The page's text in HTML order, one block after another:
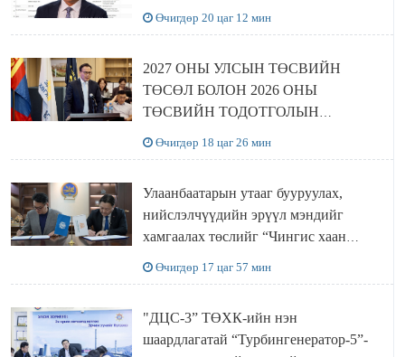
Өчигдөр 20 цаг 12 мин
2027 ОНЫ УЛСЫН ТӨСВИЙН
ТӨСӨЛ БОЛОН 2026 ОНЫ
ТӨСВИЙН ТОДОТГОЛЫН
Өчигдөр 18 цаг 26 мин
Улаанбаатарын утааг бууруулах,
нийслэлчүүдийн эрүүл мэндийг
хамгаалах төслийг “Чингис хаан
Өчигдөр 17 цаг 57 мин
"ДЦС-3” ТӨХК-ийн нэн
шаардлагатай “Турбингенератор-5”-